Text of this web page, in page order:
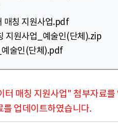
매칭 지원사업.pdf
지원사업_예술인(단체).zip
예술인(단체).pdf
매칭 지원사업" 첨부자료를
업데이트하였습니다.